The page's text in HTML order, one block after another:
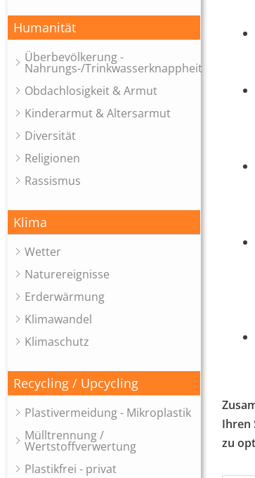
Humanität
Überbevölkerung -
Nahrungs-/Trinkwasserknappheit
Obdachlosigkeit & Armut
Kinderarmut & Altersarmut
Diversität
Religionen
Rassismus
Klima
Wetter
Naturereignisse
Erderwärmung
Klimawandel
Klimaschutz
Recycling / Upcycling
Plastivermeidung - Mikroplastik
Mülltrennung /
Wertstoffverwertung
Plastikfrei - privat
Ihren
zu